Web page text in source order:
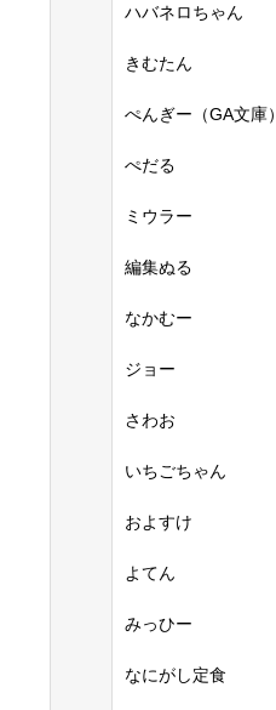
ハバネロちゃん
きむたん
ぺんぎー（GA文庫）
ぺだる
ミウラー
編集ぬる
なかむー
ジョー
さわお
いちごちゃん
およすけ
よてん
みっひー
なにがし定食